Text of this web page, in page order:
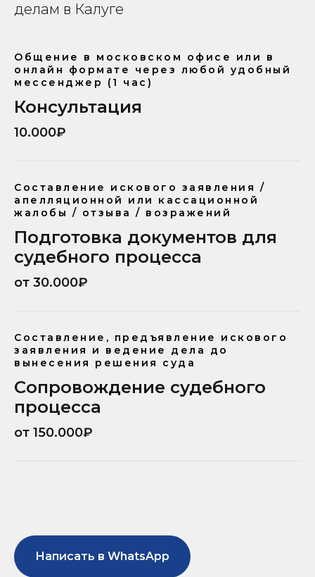
делам в Калуге
Общение в московском офисе или в
онлайн формате через любой удобный
мессенджер (1 час)
Консультация
10.000₽
Составление искового заявления /
апелляционной или кассационной
жалобы / отзыва / возражений
Подготовка документов для
судебного процесса
от 30.000₽
Составление, предъявление искового
заявления и ведение дела до
вынесения решения суда
Сопровождение судебного
процесса
от 150.000₽
Написать в WhatsApp